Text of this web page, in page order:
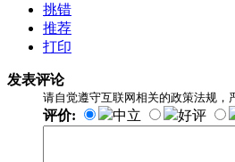
挑错
推荐
打印
发表评论
请自觉遵守互联网相关的政策法规
评价: 中立 好评